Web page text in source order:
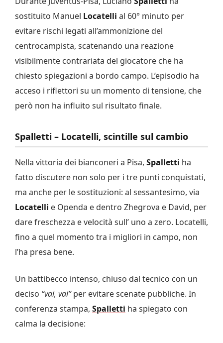
sostituito Manuel Locatelli al 60° minuto per
evitare rischi legati all’ammonizione del
centrocampista, scatenando una reazione
visibilmente contrariata del giocatore che ha
chiesto spiegazioni a bordo campo. L’episodio ha
acceso i riflettori su un momento di tensione, che
però non ha influito sul risultato finale.
Spalletti – Locatelli, scintille sul cambio
Nella vittoria dei bianconeri a Pisa, Spalletti ha
fatto discutere non solo per i tre punti conquistati,
ma anche per le sostituzioni: al sessantesimo, via
Locatelli e Openda e dentro Zhegrova e David, per
dare freschezza e velocità sull’ uno a zero. Locatelli,
fino a quel momento tra i migliori in campo, non
l’ha presa bene.
Un battibecco intenso, chiuso dal tecnico con un
deciso “vai, vai”per evitare scenate pubbliche. In
conferenza stampa, Spalletti ha spiegato con
calma la decisione: